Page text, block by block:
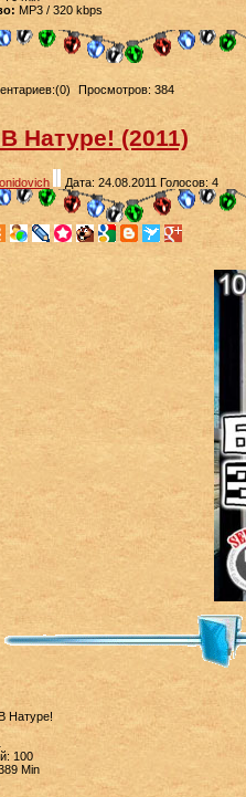
MP3 / 320 kbps
Просмотров: 384
Натуре! (2011)
Дата: 24.08.2011 Голосов: 4
Натуре!
100
Min